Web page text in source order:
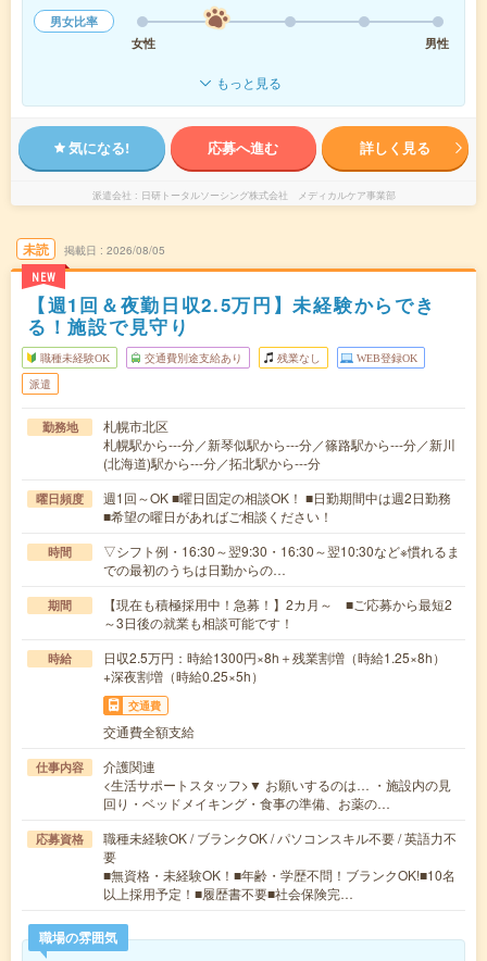
男女比率
女性
男性
もっと見る
気になる! 応募へ進む 詳しく見る
派遣会社 日研トータルソーシング株式会社 メディカルケア事業部
未読
NEW
掲載日 2026/08/05
【週1回＆夜勤日収2.5万円】未経験からでき
る！施設で見守り
職種未経験OK 交通費別途支給あり 残業なし WEB登録OK
派遣
勤務地
札幌市北区
札幌駅から---分／新琴似駅から---分／篠路駅から---分／新川
(北海道)駅から---分／拓北駅から---分
曜日頻度
週1回～OK ■曜日固定の相談OK！ ■日勤期間中は週2日勤務
■希望の曜日があればご相談ください！
時間
▽シフト例・16:30～翌9:30・16:30～翌10:30など※慣れるま
での最初のうちは日勤からの…
期間
【現在も積極採用中！急募！】2カ月～ ■ご応募から最短2
～3日後の就業も相談可能です！
時給
日収2.5万円：時給1300円×8h＋残業割増（時給1.25×8h）
+深夜割増（時給0.25×5h）
交通費
交通費全額支給
仕事内容
介護関連
<生活サポートスタッフ>▼ お願いするのは… ・施設内の見
回り・ベッドメイキング・食事の準備、お薬の…
応募資格
職種未経験OK / ブランクOK / パソコンスキル不要 / 英語力不
要
■無資格・未経験OK！■年齢・学歴不問！ブランクOK!■10名
以上採用予定！■履歴書不要■社会保険完…
職場の雰囲気